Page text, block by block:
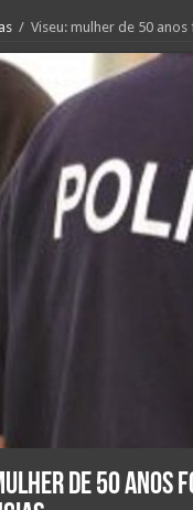
/ Viseu: mulher de 50
de 50